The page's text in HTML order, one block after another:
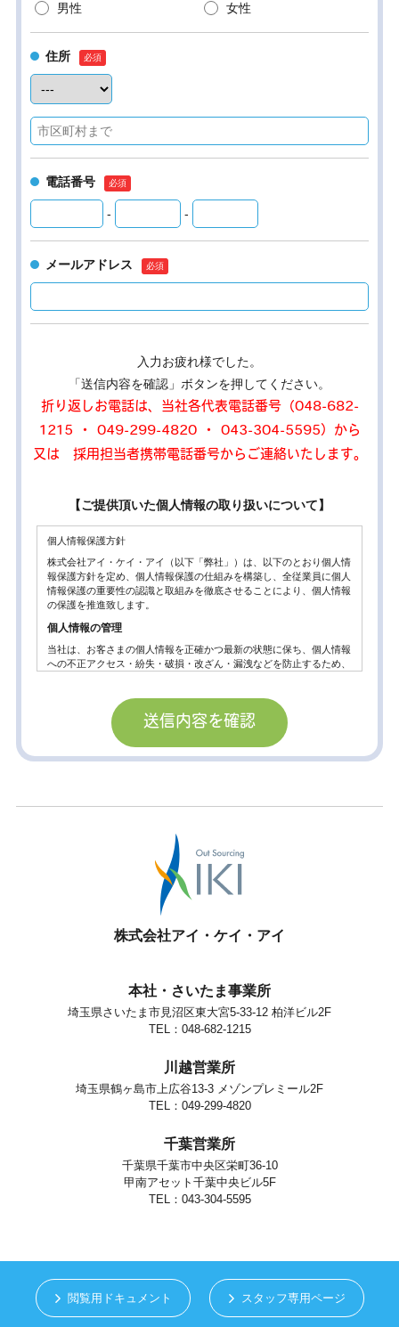
男性
女性
住所
電話番号
- -
メールアドレス
入力お疲れ様でした。
「送信内容を確認」ボタンを押してください。
折り返しお電話は、当社各代表電話番号（048-682-
1215 ・ 049-299-4820 ・ 043-304-5595）から
又は 採用担当者携帯電話番号からご連絡いたします。
【ご提供頂いた個人情報の取り扱いについて】
個人情報保護方針
株式会社アイ・ケイ・アイ（以下「弊社」）は、以下のとおり個人情
報保護方針を定め、個人情報保護の仕組みを構築し、全従業員に個人
情報保護の重要性の認識と取組みを徹底させることにより、個人情報
の保護を推進致します。
個人情報の管理
当社は、お客さまの個人情報を正確かつ最新の状態に保ち、個人情報
への不正アクセス・紛失・破損・改ざん・漏洩などを防止するため、
個人情報の利用目的
お客さまからお預かりした個人情報は、当社からのご連絡や業務のご
案内やご質問に対する回答として、電子メールや資料のご送付に利用
当社は、お客さまよりお預かりした個人情報を適切に管理し、次のい
お客さまの同意がある場合
お客さまが希望されるサービスを行なうために当社が業務を委託する
業者に対して開示する場合。
法令に基づき開示することが必要である場合。
個人情報の安全対策
お客さまがご本人の個人情報の照会・修正・削除などをご希望される
場合には、ご本人であることを確認の上、対応させていただきます。
当社は、保有する個人情報に関して適用される日本の法令、その他規
範を遵守するとともに、本ポリシーの内容を適宜見直し、その改善に
当社の個人情報の取扱に関するお問い合せは下記までご連絡くださ
株式会社アイ・ケイ・アイ
株式会社アイ・ケイ・アイ
本社・さいたま事業所
埼玉県さいたま市見沼区東大宮5-33-12 柏洋ビル2F
TEL：048-682-1215
川越営業所
埼玉県鶴ヶ島市上広谷13-3 メゾンプレミール2F
TEL：049-299-4820
千葉営業所
千葉県千葉市中央区栄町36-10
甲南アセット千葉中央ビル5F
TEL：043-304-5595
閲覧用ドキュメント スタッフ専用ページ